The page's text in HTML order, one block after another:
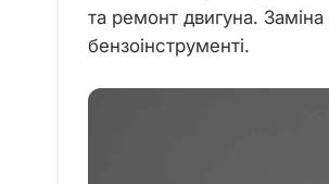
та ремонт двигуна.
бензоінструменті.